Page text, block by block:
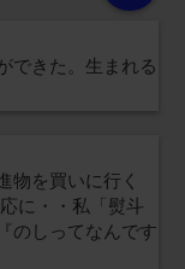
できた。生まれる
物を買いに行く
に・・私「熨斗
のしってなんです